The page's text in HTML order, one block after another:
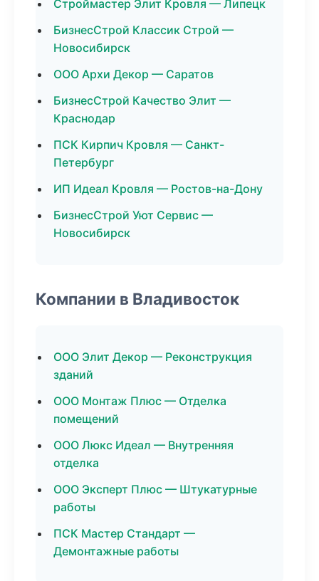
Строймастер Элит Кровля — Липецк
БизнесСтрой Классик Строй —
Новосибирск
ООО Архи Декор — Саратов
БизнесСтрой Качество Элит —
Краснодар
ПСК Кирпич Кровля — Санкт-
Петербург
ИП Идеал Кровля — Ростов-на-Дону
БизнесСтрой Уют Сервис —
Новосибирск
Компании в Владивосток
ООО Элит Декор — Реконструкция
зданий
ООО Монтаж Плюс — Отделка
помещений
ООО Люкс Идеал — Внутренняя
отделка
ООО Эксперт Плюс — Штукатурные
работы
ПСК Мастер Стандарт —
Демонтажные работы